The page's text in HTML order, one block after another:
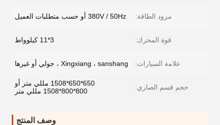
مزود الطاقة: 380V / 50Hz أو حسب متطلبات العميل
قوة المحرك: 3*11 كيلوواط
علامة السيارات: Xingxiang ، sanshang ، جولي أو غيرها
حجم قسم الصاري:
650*650*1508 مللي متر أو
800*800*1508 مللي متر
وصف المنتج